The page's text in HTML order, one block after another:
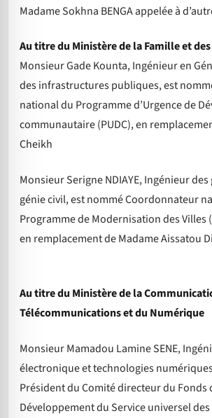
Madame Sokhna BENGA appelée à
Au titre du Ministère de la Famille et
Monsieur Gade Kounta, Ingénieur en
des infrastructures publiques, est
national du Programme d’Urgence de
communautaire (PUDC), en
Cheikh
Monsieur Serigne NDIAYE, Ingénieur
génie civil, est nommé Coordonnateur
Programme de Modernisation des Villes
en remplacement de Madame Aissatou
Au titre du Ministère de la
Télécommunications et du Numérique
Monsieur Mamadou Lamine SENE,
électronique et technologies
Président du Comité directeur du Fonds
Développement du Service universel